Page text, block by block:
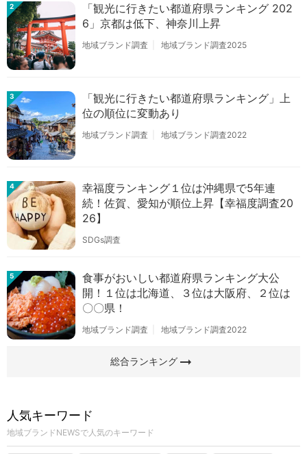
2
「観光に行きたい都道府県ランキング 202
6」京都は低下、神奈川上昇
地域ブランド調査 地域ブランド調査2025
3
「観光に行きたい都道府県ランキング」上
位の順位に変動あり
地域ブランド調査 地域ブランド調査2022
4
幸福度ランキング１位は沖縄県で5年連
続！佐賀、愛知が順位上昇【幸福度調査20
26】
SDGs調査
5
食事がおいしい都道府県ランキング大公
開！１位は北海道、３位は大阪府、２位は
〇〇県！
地域ブランド調査 地域ブランド調査2022
総合ランキングarrow_right_alt
人気キーワード
地域ブランドNEWSで人気のキーワード